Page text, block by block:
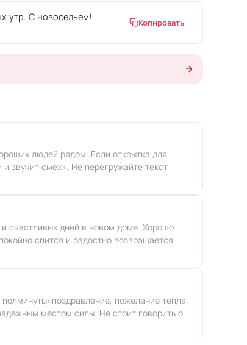
утр. С новосельем! Копировать
→
людей рядом. Если открытка для
звучит смех». Не перегружайте текст
счастливых дней в новом доме. Хорошо
спится и радостно возвращается
поздравление, пожелание тепла,
местом силы. Не стоит говорить о